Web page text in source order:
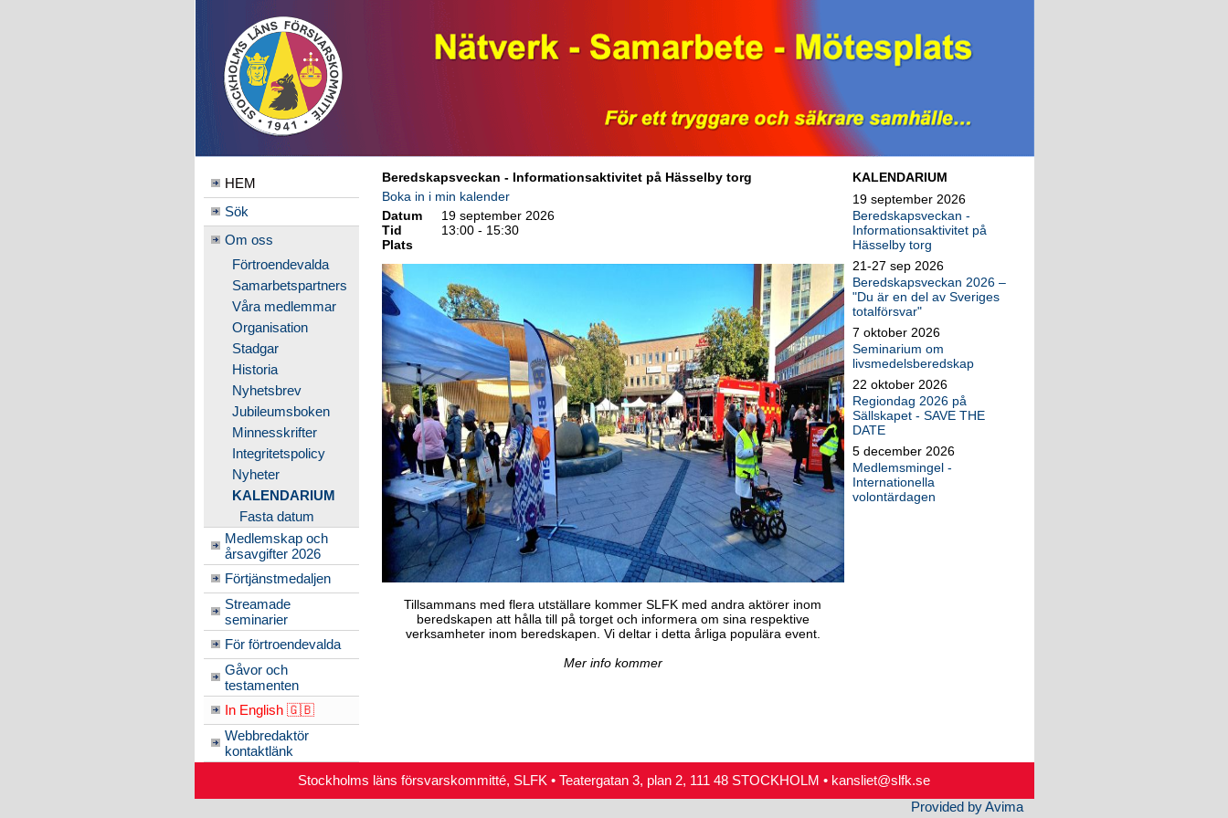
HEM
Sök
Om oss
Förtroendevalda
Samarbetspartners
Våra medlemmar
Organisation
Stadgar
Historia
Nyhetsbrev
Jubileumsboken
Minnesskrifter
Integritetspolicy
Nyheter
KALENDARIUM
Fasta datum
Medlemskap och
årsavgifter 2026
Förtjänstmedaljen
Streamade
seminarier
För förtroendevalda
Gåvor och
testamenten
In English 🇬🇧
Webbredaktör
kontaktlänk
Beredskapsveckan - Informationsaktivitet på Hässelby torg
Boka in i min kalender
Datum
19 september 2026
Tid
13:00 - 15:30
Plats
Tillsammans med flera utställare kommer SLFK med andra aktörer inom
beredskapen att hålla till på torget och informera om sina respektive
verksamheter inom beredskapen. Vi deltar i detta årliga populära event.
Mer info kommer
KALENDARIUM
19 september 2026
Beredskapsveckan -
Informationsaktivitet på
Hässelby torg
21-27 sep 2026
Beredskapsveckan 2026 –
"Du är en del av Sveriges
totalförsvar"
7 oktober 2026
Seminarium om
livsmedelsberedskap
22 oktober 2026
Regiondag 2026 på
Sällskapet - SAVE THE
DATE
5 december 2026
Medlemsmingel -
Internationella
volontärdagen
Stockholms läns försvarskommitté, SLFK • Teatergatan 3, plan 2, 111 48 STOCKHOLM • kansliet@slfk.se
Provided by Avima